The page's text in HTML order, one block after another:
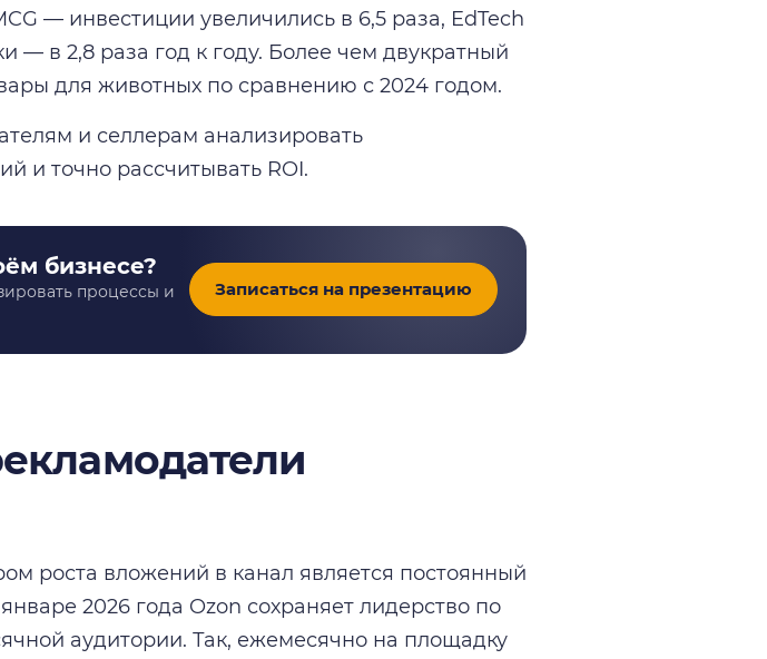
— инвестиции увеличились в 6,5 раза, EdTech
— в 2,8 раза год к году. Более чем двукратный
для животных по сравнению с 2024 годом.
и селлерам анализировать
и точно рассчитывать ROI.
бизнесе?
процессы и
Записаться на презентацию
роста вложений в канал является постоянный
2026 года Ozon сохраняет лидерство по
аудитории. Так, ежемесячно на площадку